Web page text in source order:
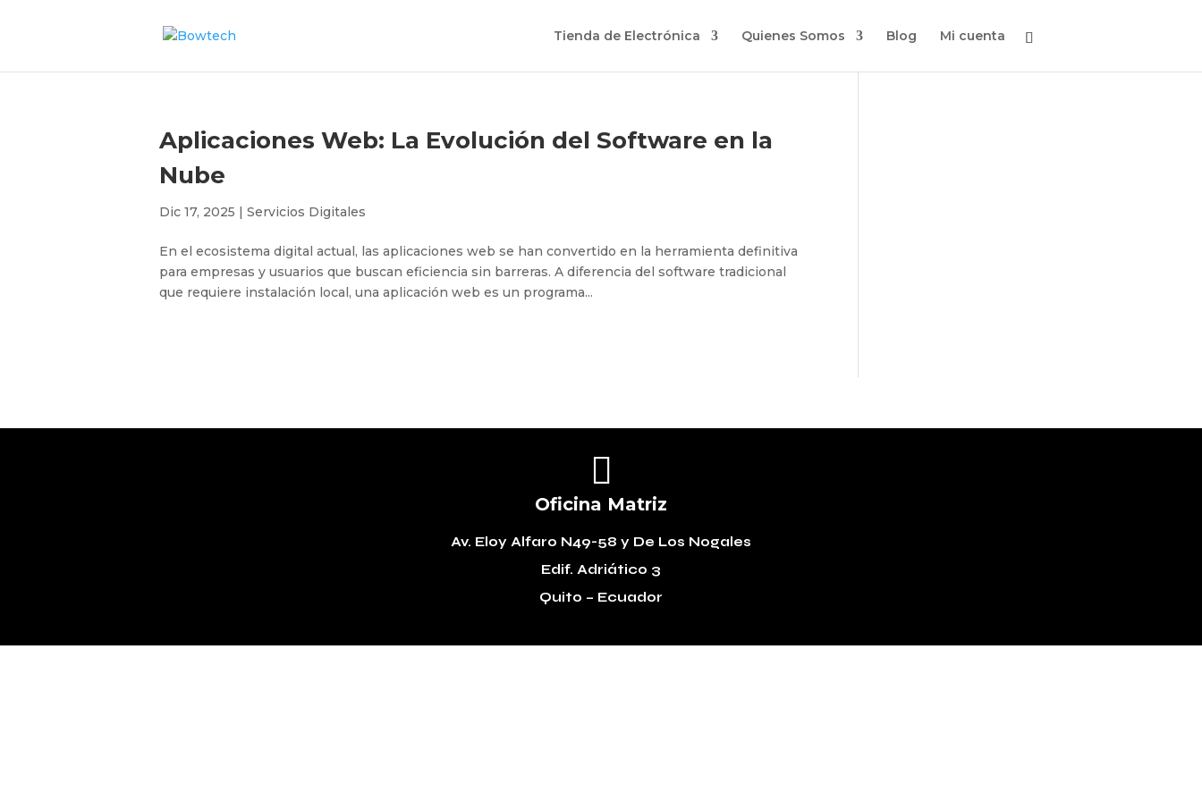
Tienda de Electrónica Quienes Somos Blog Mi cuenta
Aplicaciones Web: La Evolución del Software en la
Nube
Dic 17, 2025 | Servicios Digitales
En el ecosistema digital actual, las aplicaciones web se han convertido en la herramienta definitiva
para empresas y usuarios que buscan eficiencia sin barreras. A diferencia del software tradicional
que requiere instalación local, una aplicación web es un programa...

Oficina Matriz
Av. Eloy Alfaro N49-58 y De Los Nogales
Edif. Adriático 3
Quito – Ecuador